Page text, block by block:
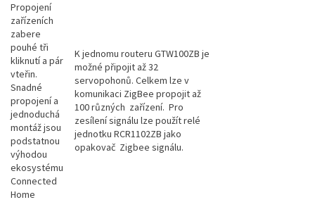
Propojení
zařízeních
zabere
pouhé tři
kliknutí a pár
vteřin.
Snadné
propojení a
jednoduchá
montáž jsou
podstatnou
výhodou
ekosystému
Connected
Home
K jednomu routeru GTW100ZB je
možné připojit až 32
servopohonů. Celkem lze v
komunikaci ZigBee propojit až
100 různých zařízení. Pro
zesílení signálu lze použít relé
jednotku RCR1102ZB jako
opakovač Zigbee signálu.